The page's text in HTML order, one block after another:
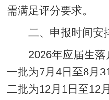
需满足评分要求。
二、申报时间安
2026年应届生落
一批为7月4日至8月
二批为12月1日至12